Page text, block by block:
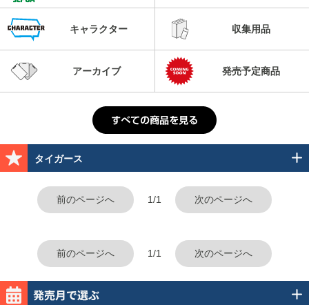
キャラクター 収集用品
アーカイブ 発売予定商品
タイガース
前のページへ 1/1 次のページへ
前のページへ 1/1 次のページへ